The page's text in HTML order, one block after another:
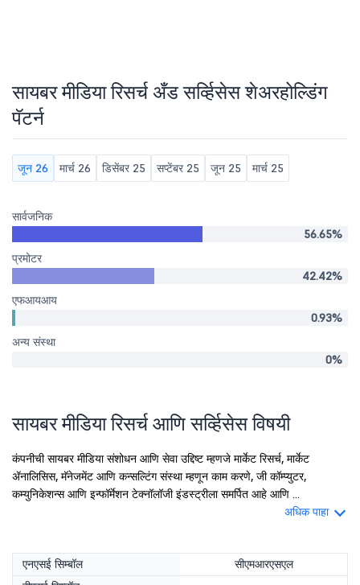
सायबर मीडिया रिसर्च अँड सर्व्हिसेस शेअरहोल्डिंग
पॅटर्न
जून 26 मार्च 26 डिसेंबर 25 सप्टेंबर 25 जून 25 मार्च 25
सार्वजनिक
56.65%
प्रमोटर
42.42%
एफआयआय
0.93%
अन्य संस्था
0%
सायबर मीडिया रिसर्च आणि सर्व्हिसेस विषयी
कंपनीची सायबर मीडिया संशोधन आणि सेवा उद्दिष्ट म्हणजे मार्केट रिसर्च, मार्केट
ॲनालिसिस, मॅनेजमेंट आणि कन्सल्टिंग संस्था म्हणून काम करणे, जी कॉम्प्युटर,
कम्युनिकेशन्स आणि इन्फॉर्मेशन टेक्नॉलॉजी इंडस्ट्रीला समर्पित आहे आणि ...
अधिक पाहा
एनएसई सिम्बॉल
सीएमआरएसएल